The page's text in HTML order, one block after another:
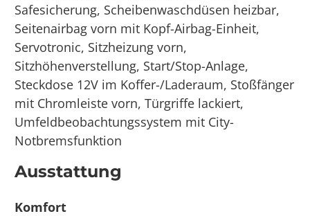
Safesicherung, Scheibenwaschdüsen heizbar,
Seitenairbag vorn mit Kopf-Airbag-Einheit,
Servotronic, Sitzheizung vorn,
Sitzhöhenverstellung, Start/Stop-Anlage,
Steckdose 12V im Koffer-/Laderaum, Stoßfänger
mit Chromleiste vorn, Türgriffe lackiert,
Umfeldbeobachtungssystem mit City-
Notbremsfunktion
Ausstattung
Komfort